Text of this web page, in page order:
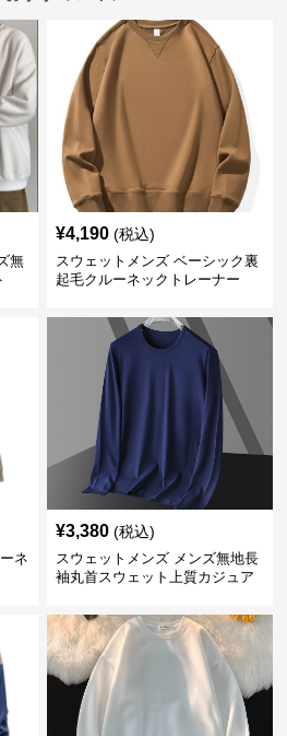
無
¥4,190 (税込)
スウェットメンズ ベーシック裏
起毛クルーネックトレーナー
ネ
¥3,380 (税込)
スウェットメンズ メンズ無地長
袖丸首スウェット上質カジュア